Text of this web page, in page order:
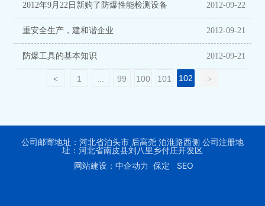
2012年9月22日新购了防爆性能检测设备 2012-09-22
重安全生产，建和谐企业 2012-09-21
防爆工具的基本知识 2012-09-21
< 1 99 100 101 102 >
公司邮寄地址：河北省泊头市 后高尧 泊淮路西侧 公司注册地
址：河北省南皮县刘八里乡付庄开发区
网站建设：中企动力 保定 SEO